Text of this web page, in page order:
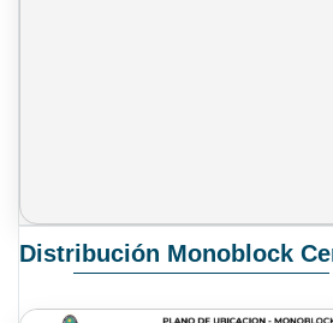
Distribución Monoblock